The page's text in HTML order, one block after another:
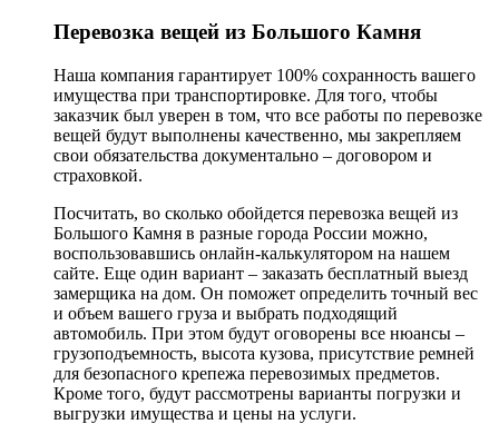
Перевозка вещей из Большого Камня
Наша компания гарантирует 100% сохранность вашего
имущества при транспортировке. Для того, чтобы
заказчик был уверен в том, что все работы по перевозке
вещей будут выполнены качественно, мы закрепляем
свои обязательства документально – договором и
страховкой.
Посчитать, во сколько обойдется перевозка вещей из
Большого Камня в разные города России можно,
воспользовавшись онлайн-калькулятором на нашем
сайте. Еще один вариант – заказать бесплатный выезд
замерщика на дом. Он поможет определить точный вес
и объем вашего груза и выбрать подходящий
автомобиль. При этом будут оговорены все нюансы –
грузоподъемность, высота кузова, присутствие ремней
для безопасного крепежа перевозимых предметов.
Кроме того, будут рассмотрены варианты погрузки и
выгрузки имущества и цены на услуги.